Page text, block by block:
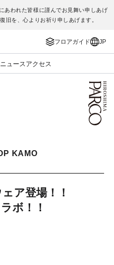
あわれた皆様に謹んでお見舞い申しあげ
旧を、心よりお祈り申しあげます。
フロアガイド JP
ニュース アクセス
KAMO
ア登場！！
ボ！！